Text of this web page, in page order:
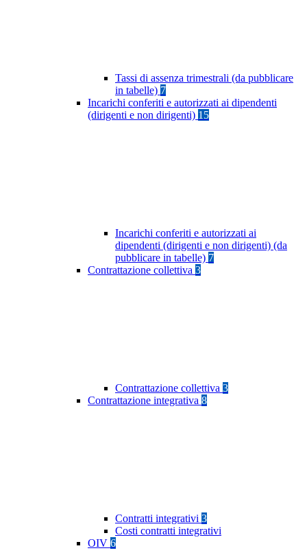
Tassi di assenza trimestrali (da pubblicare
in tabelle) 7
Incarichi conferiti e autorizzati ai dipendenti
(dirigenti e non dirigenti) 15
Incarichi conferiti e autorizzati ai
dipendenti (dirigenti e non dirigenti) (da
pubblicare in tabelle) 7
Contrattazione collettiva 3
Contrattazione collettiva 3
Contrattazione integrativa 8
Contratti integrativi 3
Costi contratti integrativi
OIV 6